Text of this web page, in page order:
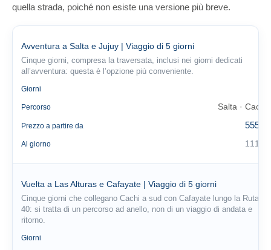
quella strada, poiché non esiste una versione più breve.
Avventura a Salta e Jujuy | Viaggio di 5 giorni
Cinque giorni, compresa la traversata, inclusi nei giorni dedicati
all’avventura: questa è l’opzione più conveniente.
Giorni
Percorso Salta · Cachi
Prezzo a partire da 555 €
Al giorno 111 €
Vuelta a Las Alturas e Cafayate | Viaggio di 5 giorni
Cinque giorni che collegano Cachi a sud con Cafayate lungo la Ruta
40: si tratta di un percorso ad anello, non di un viaggio di andata e
ritorno.
Giorni